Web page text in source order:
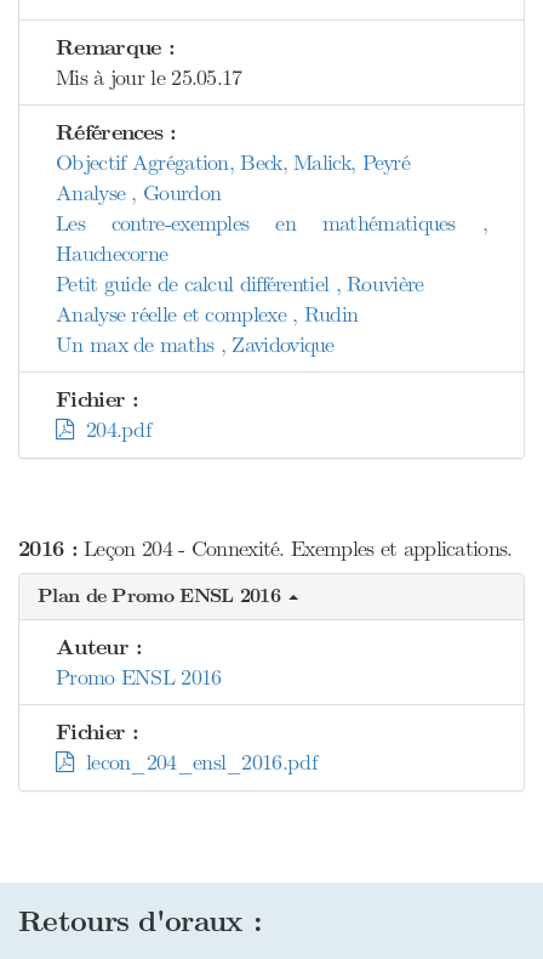
Remarque :
Mis à jour le 25.05.17
Références :
Objectif Agrégation, Beck, Malick, Peyré
Analyse , Gourdon
Les contre-exemples en mathématiques ,
Hauchecorne
Petit guide de calcul différentiel , Rouvière
Analyse réelle et complexe , Rudin
Un max de maths , Zavidovique
Fichier :
204.pdf
2016 :Leçon 204 - Connexité. Exemples et applications.
Plan de Promo ENSL 2016
Auteur :
Promo ENSL 2016
Fichier :
lecon_204_ensl_2016.pdf
Retours d'oraux :